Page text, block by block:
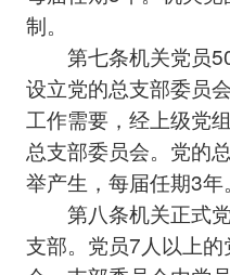
制。
第七条机关党员50
设立党的总支部委员
工作需要，经上级党
总支部委员会。党的
举产生，每届任期3年。
第八条机关正式党
支部。党员7人以上